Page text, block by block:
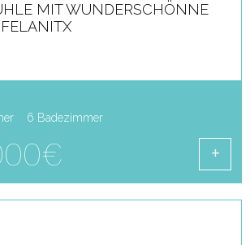
MIT WUNDERSCHÖNNE
6 Badezimmer